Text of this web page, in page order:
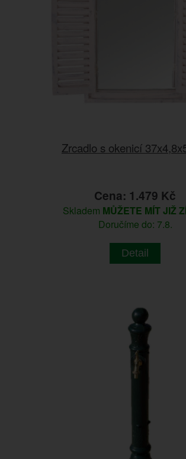
Zrcadlo s okenicí
Cena: 1.479 Kč
Skladem MŮŽETE MÍT JIŽ
Doručíme do: 7.8.
Detail